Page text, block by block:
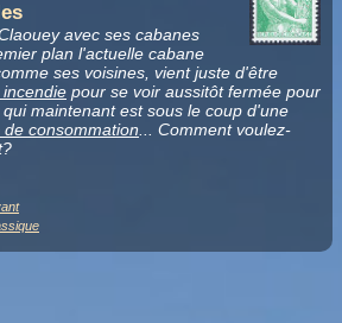
avec ses cabanes
plan l'actuelle cabane
ses voisines, vient juste d'être
incendie pour se voir aussitôt fermée pour
maintenant est sous le coup d'une
consommation ... Comment voulez-